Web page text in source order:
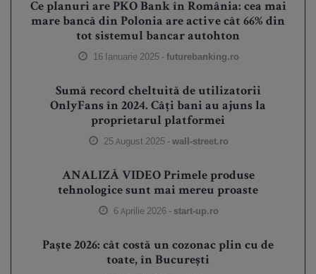
Ce planuri are PKO Bank în România: cea mai
mare bancă din Polonia are active cât 66% din
tot sistemul bancar autohton
16 Ianuarie 2025 -futurebanking.ro
Sumă record cheltuită de utilizatorii
OnlyFans în 2024. Câți bani au ajuns la
proprietarul platformei
25 August 2025 -wall-street.ro
ANALIZĂ VIDEO Primele produse
tehnologice sunt mai mereu proaste
6 Aprilie 2026 - start-up.ro
Paște 2026: cât costă un cozonac plin cu de
toate, în București